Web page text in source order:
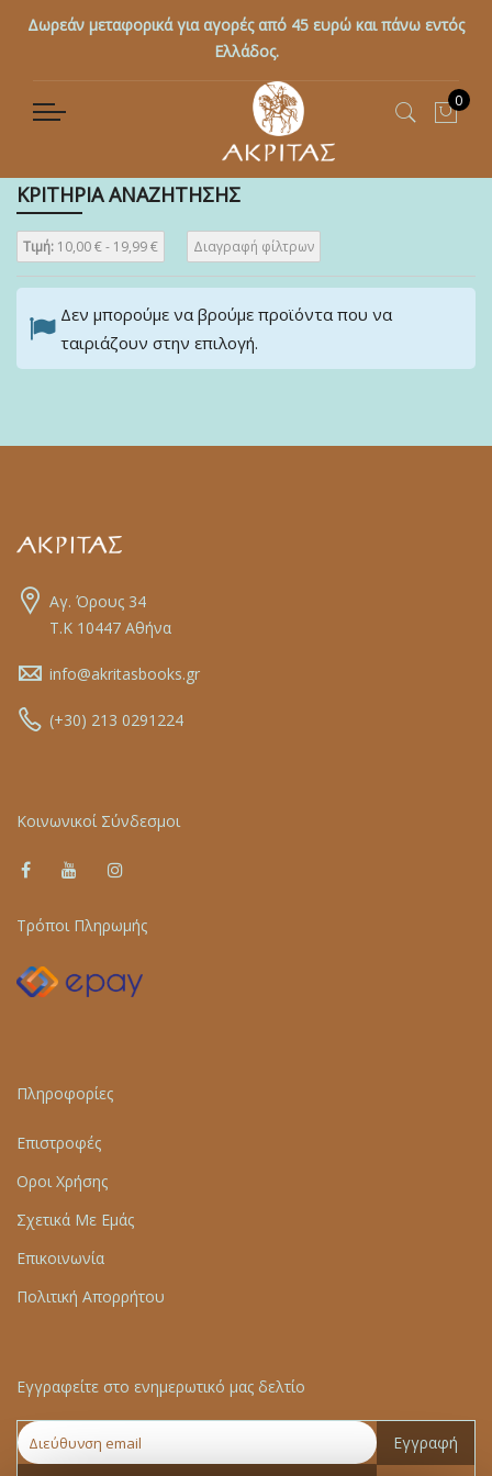
Δωρεάν μεταφορικά για αγορές από 45 ευρώ και πάνω εντός
Ελλάδος.
0
ΚΡΙΤΗΡΙΑ ΑΝΑΖΗΤΗΣΗΣ
Τιμή: 10,00 € - 19,99 € Διαγραφή φίλτρων
Δεν μπορούμε να βρούμε προϊόντα που να
ταιριάζουν στην επιλογή.
Αγ. Όρους 34
Τ.Κ 10447 Αθήνα
info@akritasbooks.gr
(+30) 213 0291224
Κοινωνικοί Σύνδεσμοι
Τρόποι Πληρωμής
Πληροφορίες
Επιστροφές
Οροι Χρήσης
Σχετικά Με Εμάς
Επικοινωνία
Πολιτική Απορρήτου
Εγγραφείτε στο ενημερωτικό μας δελτίο
Εγγραφή